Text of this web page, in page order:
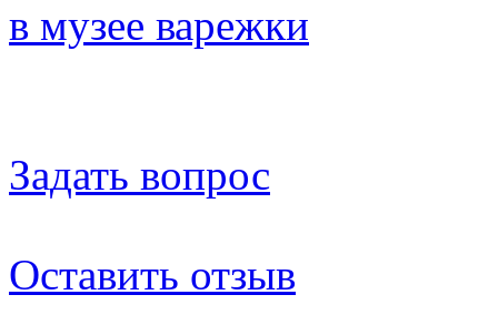
в музее варежки
Задать вопрос
Оставить отзыв